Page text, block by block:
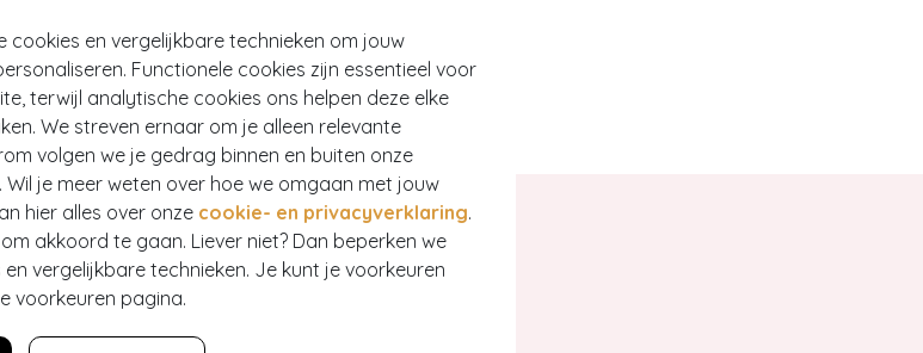
cookies en vergelijkbare technieken om jouw
Functionele cookies zijn essentieel voor
terwijl analytische cookies ons helpen deze elke
We streven ernaar om je alleen relevante
volgen we je gedrag binnen en buiten onze
je meer weten over hoe we omgaan met jouw
hier alles over onze cookie- en privacyverklaring.
akkoord te gaan. Liever niet? Dan beperken we
vergelijkbare technieken. Je kunt je voorkeuren
voorkeuren pagina.
Hey gorgeous